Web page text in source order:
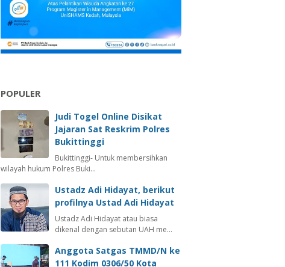
POPULER
Judi Togel Online Disikat
Jajaran Sat Reskrim Polres
Bukittinggi
Bukittinggi- Untuk membersihkan
wilayah hukum Polres Buki…
Ustadz Adi Hidayat, berikut
profilnya Ustad Adi Hidayat
Ustadz Adi Hidayat atau biasa
dikenal dengan sebutan UAH me…
Anggota Satgas TMMD/N ke
111 Kodim 0306/50 Kota